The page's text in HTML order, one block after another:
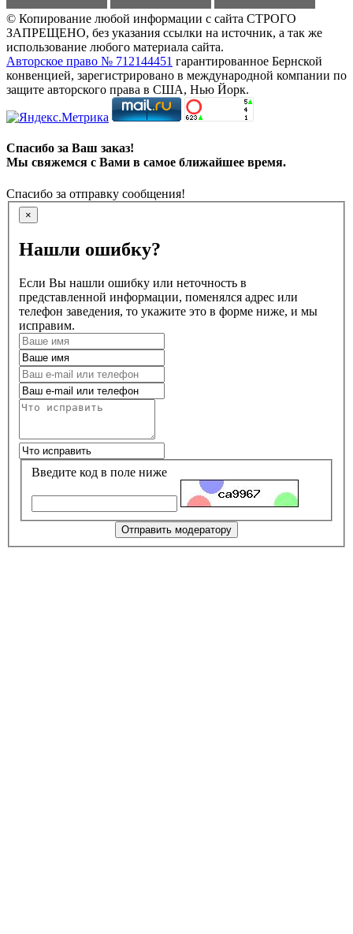
© Копирование любой информации с сайта СТРОГО
ЗАПРЕЩЕНО, без указания ссылки на источник, а так же
использование любого материала сайта.
Авторское право № 712144451 гарантированное Бернской
конвенцией, зарегистрировано в международной компании по
защите авторского права в США, Нью Йорк.
Спасибо за Ваш заказ!
Мы свяжемся с Вами в самое ближайшее время.
Спасибо за отправку сообщения!
×
Нашли ошибку?
Если Вы нашли ошибку или неточность в
представленной информации, поменялся адрес или
телефон заведения, то укажите это в форме ниже, и мы
исправим.
Введите код в поле ниже
Отправить модератору